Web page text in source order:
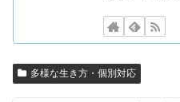
多様な生き方・個別対応